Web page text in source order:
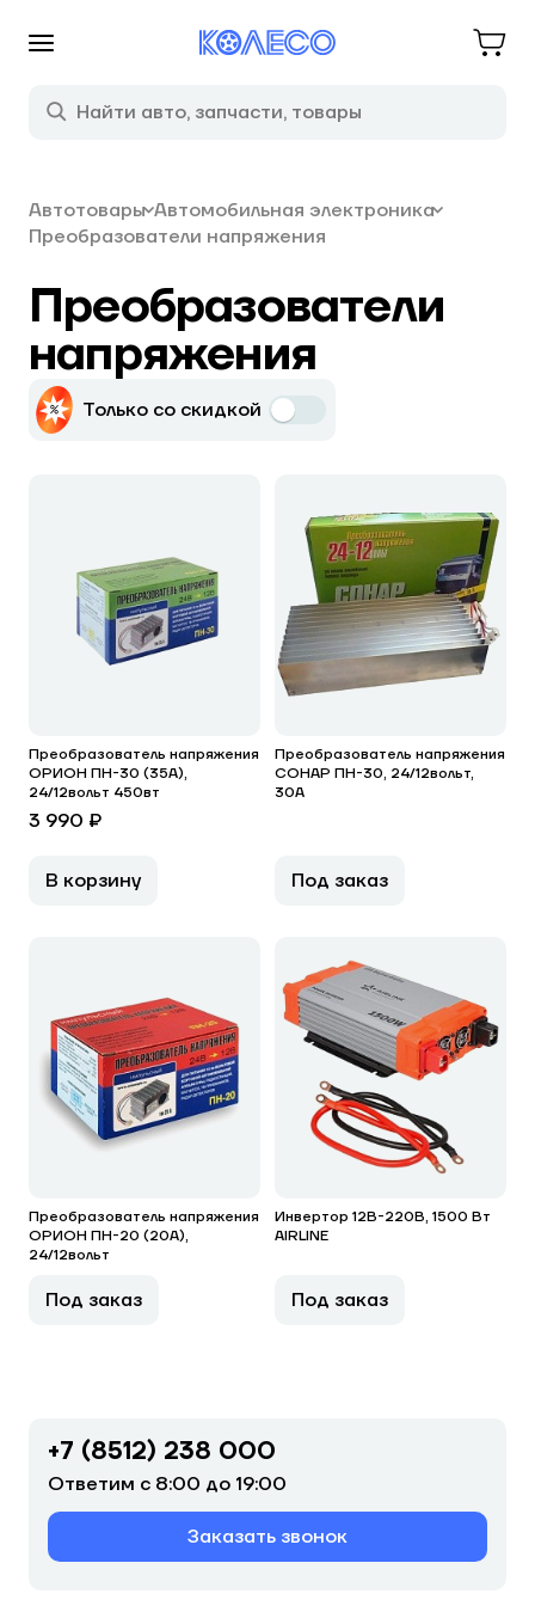
Автотовары Автомобильная электроника
Преобразователи напряжения
Преобразователи
напряжения
Только со скидкой
Преобразователь напряжения
ОРИОН ПН-30 (35А),
24/12вольт 450вт
3 990 ₽
В корзину
Преобразователь напряжения
СОНАР ПН-30, 24/12вольт,
30А
Под заказ
Преобразователь напряжения
ОРИОН ПН-20 (20А),
24/12вольт
Под заказ
Инвертор 12В-220В, 1500 Вт
AIRLINE
Под заказ
+7 (8512) 238 000
Ответим с 8:00 до 19:00
Заказать звонок